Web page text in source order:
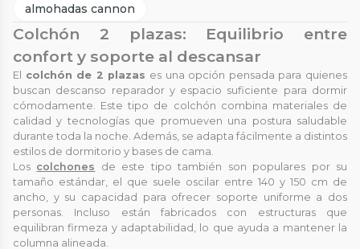
almohadas cannon
Colchón 2 plazas: Equilibrio entre
confort y soporte al descansar
El colchón de 2 plazas es una opción pensada para quienes
buscan descanso reparador y espacio suficiente para dormir
cómodamente. Este tipo de colchón combina materiales de
calidad y tecnologías que promueven una postura saludable
durante toda la noche. Además, se adapta fácilmente a distintos
estilos de dormitorio y bases de cama.
Los colchones de este tipo también son populares por su
tamaño estándar, el que suele oscilar entre 140 y 150 cm de
ancho, y su capacidad para ofrecer soporte uniforme a dos
personas. Incluso están fabricados con estructuras que
equilibran firmeza y adaptabilidad, lo que ayuda a mantener la
columna alineada.